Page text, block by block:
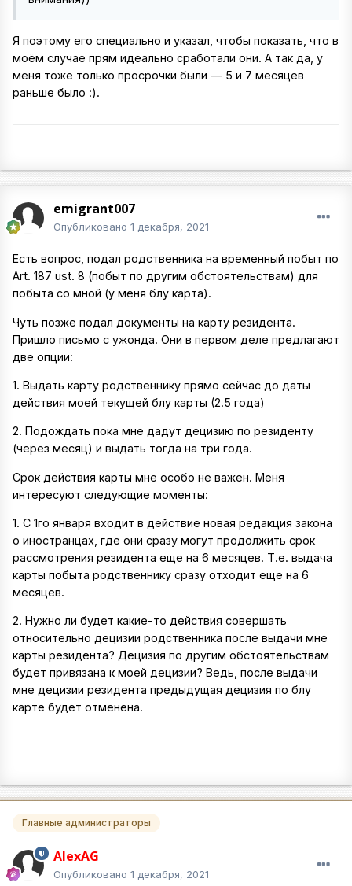
Я поэтому его специально и указал, чтобы показать, что в
моём случае прям идеально сработали они. А так да, у
меня тоже только просрочки были — 5 и 7 месяцев
раньше было :).
emigrant007
Опубликовано 1 декабря, 2021
Есть вопрос, подал родственника на временный побыт по
Art. 187 ust. 8 (побыт по другим обстоятельствам) для
побыта со мной (у меня блу карта).
Чуть позже подал документы на карту резидента.
Пришло письмо с ужонда. Они в первом деле предлагают
две опции:
1. Выдать карту родственнику прямо сейчас до даты
действия моей текущей блу карты (2.5 года)
2. Подождать пока мне дадут децизию по резиденту
(через месяц) и выдать тогда на три года.
Срок действия карты мне особо не важен. Меня
интересуют следующие моменты:
1. С 1го января входит в действие новая редакция закона
о иностранцах, где они сразу могут продолжить срок
рассмотрения резидента еще на 6 месяцев. Т.е. выдача
карты побыта родственнику сразу отходит еще на 6
месяцев.
2. Нужно ли будет какие-то действия совершать
относительно децизии родственника после выдачи мне
карты резидента? Децизия по другим обстоятельствам
будет привязана к моей децизии? Ведь, после выдачи
мне децизии резидента предыдущая децизия по блу
карте будет отменена.
Главные администраторы
AlexAG
Опубликовано 1 декабря, 2021